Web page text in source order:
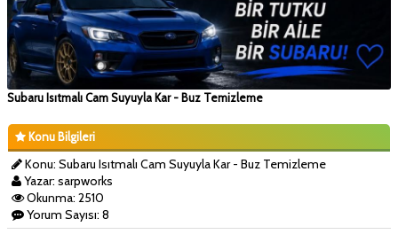
Subaru Isıtmalı Cam Suyuyla Kar - Buz Temizleme
Konu Bilgileri
Konu: Subaru Isıtmalı Cam Suyuyla Kar - Buz Temizleme
Yazar: sarpworks
Okunma: 2510
Yorum Sayısı: 8